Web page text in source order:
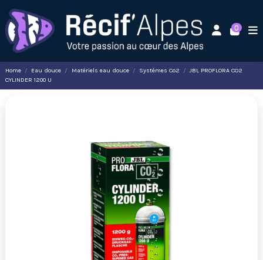
0
Home Eau douce Matériels eau douce Systèmes Co2
JBL PROFLORA CO2
CYLINDER 1200 U